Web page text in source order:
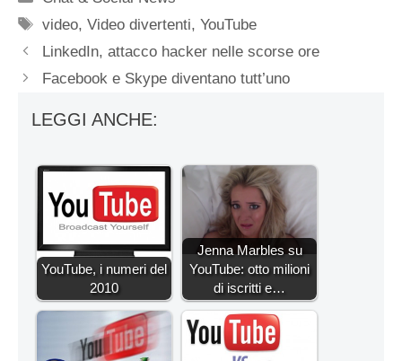
Tag
video,Video divertenti,YouTube
LinkedIn, attacco hacker nelle scorse ore
Facebook e Skype diventano tutt’uno
LEGGI ANCHE:
YouTube, i numeri del
2010
Jenna Marbles su
YouTube: otto milioni
di iscritti e…